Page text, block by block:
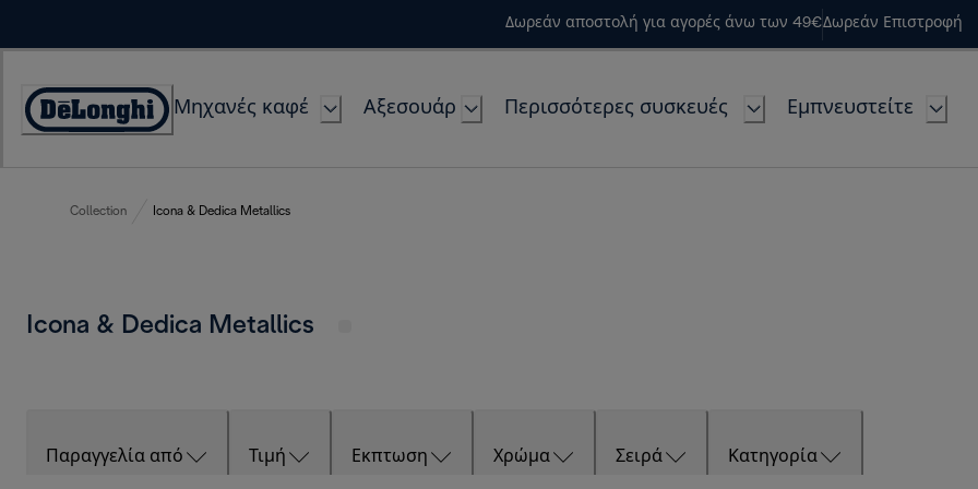
Δωρεάν αποστολή για αγορές άνω των 49€Δωρεάν Επιστροφή
Accessibility
Μηχανές καφέ Αξεσουάρ Περισσότερες συσκευές Εμπνευστείτε
Collection Icona & Dedica Metallics
Icona & Dedica Metallics
Παραγγελία από Τιμή Εκπτωση Χρώμα Σειρά Κατηγορία